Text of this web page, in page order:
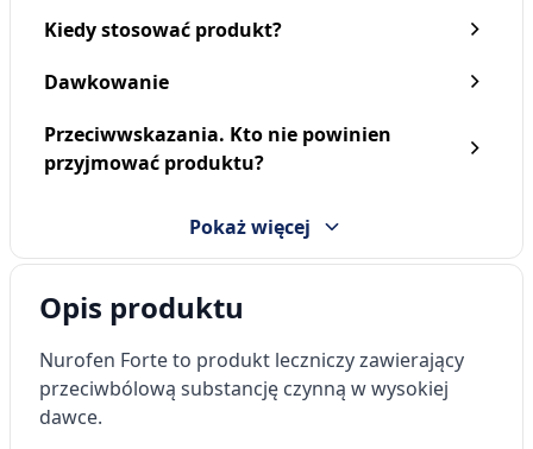
Nurofen Zatoki, 200 mg +
30 mg, tabletki
Nurofen Express Forte,
400 mg, kapsułki miękkie,
35,19 zł
Kiedy stosować produkt?
Dawkowanie
Przeciwwskazania. Kto nie powinien
przyjmować produktu?
Pokaż więcej
Opis produktu
Nurofen Forteto produkt leczniczy zawierający
przeciwbólową substancję czynną w wysokiej
dawce.